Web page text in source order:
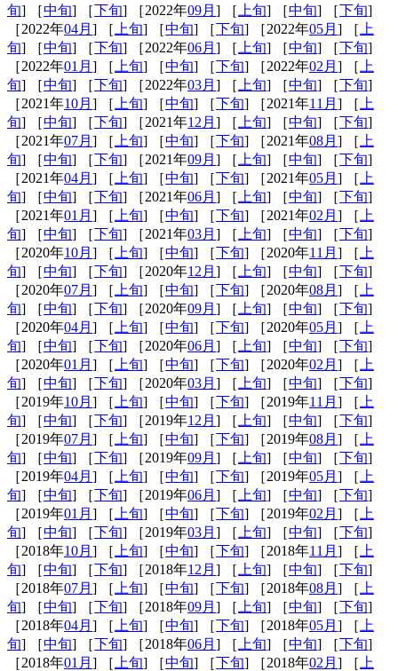
旬] ［中旬] ［下旬] ［2022年09月 ] ［ 上旬] ［中旬] ［下旬]
［2022年04月 ] ［ 上旬] ［中旬] ［下旬] ［2022年05月 ] ［ 上
旬] ［中旬] ［下旬] ［2022年06月 ] ［ 上旬] ［中旬] ［下旬]
［2022年01月 ] ［ 上旬] ［中旬] ［下旬] ［2022年02月 ] ［ 上
旬] ［中旬] ［下旬] ［2022年03月 ] ［ 上旬] ［中旬] ［下旬]
［2021年10月 ] ［ 上旬] ［中旬] ［下旬] ［2021年11月 ] ［ 上
旬] ［中旬] ［下旬] ［2021年12月 ] ［ 上旬] ［中旬] ［下旬]
［2021年07月 ] ［ 上旬] ［中旬] ［下旬] ［2021年08月 ] ［ 上
旬] ［中旬] ［下旬] ［2021年09月 ] ［ 上旬] ［中旬] ［下旬]
［2021年04月 ] ［ 上旬] ［中旬] ［下旬] ［2021年05月 ] ［ 上
旬] ［中旬] ［下旬] ［2021年06月 ] ［ 上旬] ［中旬] ［下旬]
［2021年01月 ] ［ 上旬] ［中旬] ［下旬] ［2021年02月 ] ［ 上
旬] ［中旬] ［下旬] ［2021年03月 ] ［ 上旬] ［中旬] ［下旬]
［2020年10月 ] ［ 上旬] ［中旬] ［下旬] ［2020年11月 ] ［ 上
旬] ［中旬] ［下旬] ［2020年12月 ] ［ 上旬] ［中旬] ［下旬]
［2020年07月 ] ［ 上旬] ［中旬] ［下旬] ［2020年08月 ] ［ 上
旬] ［中旬] ［下旬] ［2020年09月 ] ［ 上旬] ［中旬] ［下旬]
［2020年04月 ] ［ 上旬] ［中旬] ［下旬] ［2020年05月 ] ［ 上
旬] ［中旬] ［下旬] ［2020年06月 ] ［ 上旬] ［中旬] ［下旬]
［2020年01月 ] ［ 上旬] ［中旬] ［下旬] ［2020年02月 ] ［ 上
旬] ［中旬] ［下旬] ［2020年03月 ] ［ 上旬] ［中旬] ［下旬]
［2019年10月 ] ［ 上旬] ［中旬] ［下旬] ［2019年11月 ] ［ 上
旬] ［中旬] ［下旬] ［2019年12月 ] ［ 上旬] ［中旬] ［下旬]
［2019年07月 ] ［ 上旬] ［中旬] ［下旬] ［2019年08月 ] ［ 上
旬] ［中旬] ［下旬] ［2019年09月 ] ［ 上旬] ［中旬] ［下旬]
［2019年04月 ] ［ 上旬] ［中旬] ［下旬] ［2019年05月 ] ［ 上
旬] ［中旬] ［下旬] ［2019年06月 ] ［ 上旬] ［中旬] ［下旬]
［2019年01月 ] ［ 上旬] ［中旬] ［下旬] ［2019年02月 ] ［ 上
旬] ［中旬] ［下旬] ［2019年03月 ] ［ 上旬] ［中旬] ［下旬]
［2018年10月 ] ［ 上旬] ［中旬] ［下旬] ［2018年11月 ] ［ 上
旬] ［中旬] ［下旬] ［2018年12月 ] ［ 上旬] ［中旬] ［下旬]
［2018年07月 ] ［ 上旬] ［中旬] ［下旬] ［2018年08月 ] ［ 上
旬] ［中旬] ［下旬] ［2018年09月 ] ［ 上旬] ［中旬] ［下旬]
［2018年04月 ] ［ 上旬] ［中旬] ［下旬] ［2018年05月 ] ［ 上
旬] ［中旬] ［下旬] ［2018年06月 ] ［ 上旬] ［中旬] ［下旬]
［2018年01月 ] ［ 上旬] ［中旬] ［下旬] ［2018年02月 ] ［ 上